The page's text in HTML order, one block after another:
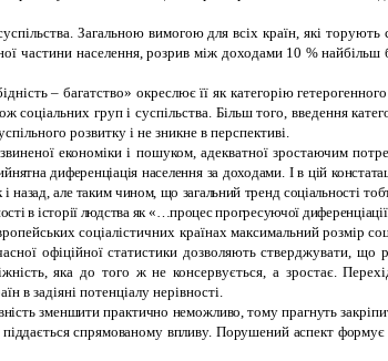
Загальною вимогою для всіх країн, які
частини населення, розрив між доходами 10 %
– багатство» окреслює її як категорію
соціальних груп і суспільства. Більш того, введення
розвитку і не зникне в перспективі.
економіки і пошуком, адекватної зростаючим
диференціація населення за доходами. І в цій
назад, але таким чином, що загальний тренд соціальності
в історії людства як «…процес прогресуючої
соціалістичних країнах максимальний розмір
офіційної статистики дозволяють стверджувати,
яка до того ж не консервується, а зростає.
в задіяні потенціалу нерівності.
зменшити практично неможливо, тому прагнуть
спрямованому впливу. Порушений аспект